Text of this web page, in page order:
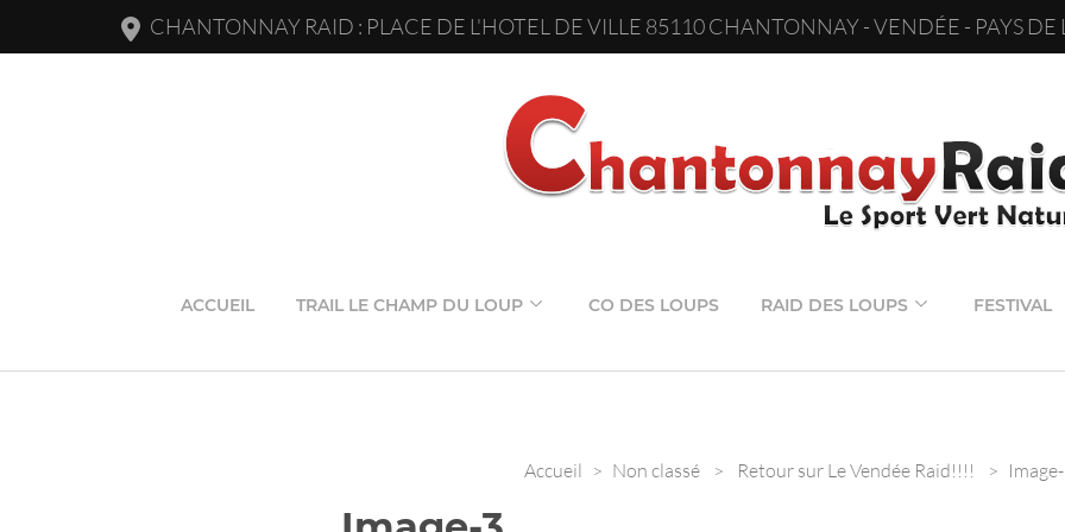
CHANTONNAY RAID : PLACE DE L'HOTEL DE VILLE 85110 CHANTONNAY - VENDÉE - PAYS DE
ACCUEIL TRAIL LE CHAMP DU LOUP CO DES LOUPS RAID DES LOUPS FESTIVAL
Accueil > Non classé > Retour sur Le Vendée Raid!!!! >